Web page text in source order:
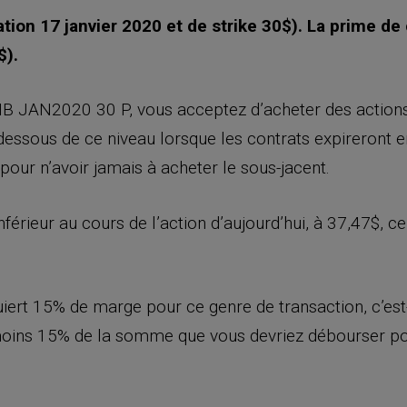
17 janvier 2020 et de strike 30$). La prime
JAN2020 30 P, vous acceptez d’acheter des
de ce niveau lorsque les contrats expireront
n’avoir jamais à acheter le sous-jacent.
au cours de l’action d’aujourd’hui, à 37,47$,
15% de marge pour ce genre de transaction,
15% de la somme que vous devriez débourser